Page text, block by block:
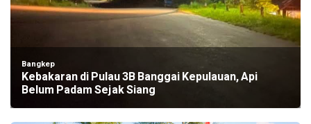
Bangkep
Kebakaran di Pulau 3B Banggai Kepulauan, Api
Belum Padam Sejak Siang